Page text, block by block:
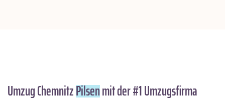
Umzug ChemnitzPilsenmit der #1 Umzugsfirma